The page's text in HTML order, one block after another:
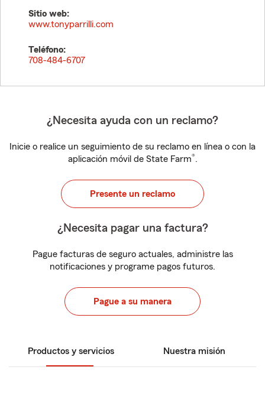
Sitio web:
www.tonyparrilli.com
Teléfono:
708-484-6707
¿Necesita ayuda con un reclamo?
Inicie o realice un seguimiento de su reclamo en línea o con la
aplicación móvil de State Farm®.
Presente un reclamo
¿Necesita pagar una factura?
Pague facturas de seguro actuales, administre las
notificaciones y programe pagos futuros.
Pague a su manera
Productos y servicios Nuestra misión